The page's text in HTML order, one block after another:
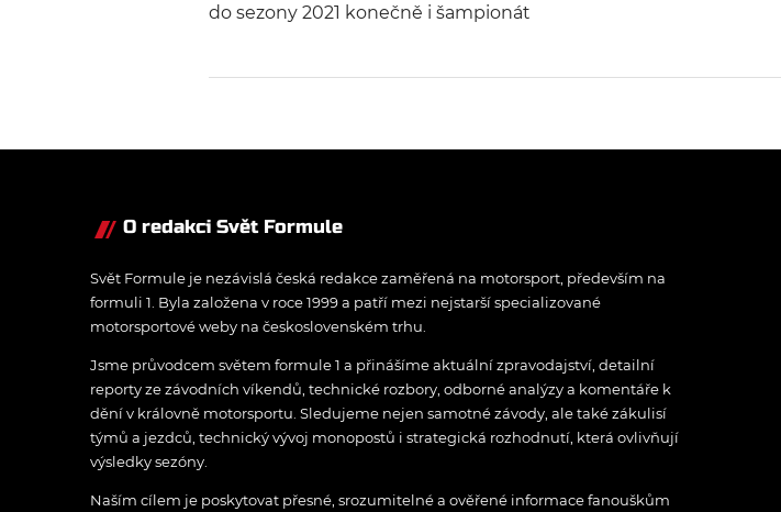
do sezony 2021 konečně i šampionát
poslední chybičky a najít optimální
nejlépe připraveni piloti týmú MP,
ART a Trident – také Charouz Racing
System.
O redakci Svět Formule
Svět Formule je nezávislá česká redakce zaměřená na motorsport, především na
formuli 1. Byla založena v roce 1999 a patří mezi nejstarší specializované
motorsportové weby na československém trhu.
Jsme průvodcem světem formule 1 a přinášíme aktuální zpravodajství, detailní
reporty ze závodních víkendů, technické rozbory, odborné analýzy a komentáře k
dění v královně motorsportu. Sledujeme nejen samotné závody, ale také zákulisí
týmů a jezdců, technický vývoj monopostů i strategická rozhodnutí, která ovlivňují
výsledky sezóny.
Naším cílem je poskytovat přesné, srozumitelné a ověřené informace fanouškům